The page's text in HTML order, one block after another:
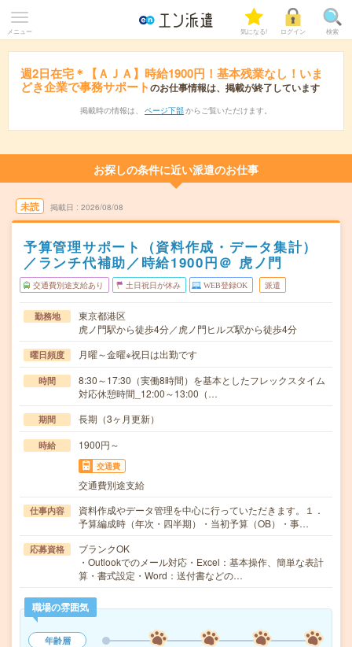
メニュー 気になる! ログイン 検索
週2日在宅＊【ＡＪＡ】時給1900円！基本残業なし！いま
どき企業で事務サポートのお仕事情報は、掲載が終了しています
掲載時の情報は、 ページ下部 からご覧いただけます。
お探しの条件に近い派遣のお仕事
未読 掲載日 2026/08/08
予算管理サポート（資料作成・データ集計）
／ランチ代補助／時給1900円＠ 虎ノ門
交通費別途支給あり 土日祝日が休み WEB登録OK 派遣
勤務地
東京都港区
虎ノ門駅から徒歩4分／虎ノ門ヒルズ駅から徒歩4分
曜日頻度 月曜～金曜※祝日は出勤です
時間
8:30～17:30（実働8時間）を基本としたフレックスタイム
対応休憩時間_12:00～13:00（…
期間 長期（3ヶ月更新）
時給 1900円～
交通費
交通費別途支給
仕事内容
資料作成やデータ管理を中心に行っていただきます。１．
予算編成時（年次・四半期）・当初予算（OB）・事…
応募資格
ブランクOK
・Outlookでのメール対応・Excel：基本操作、簡単な表計
算・書式設定・Word：送付書などの…
職場の雰囲気
年齢層